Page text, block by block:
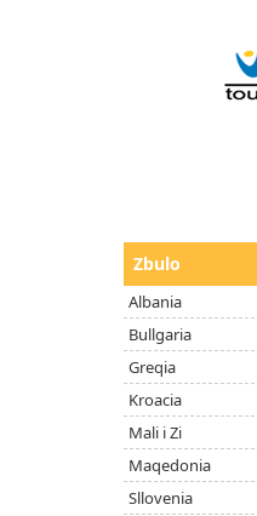
Zbulo
Albania
Bullgaria
Greqia
Kroacia
Mali i Zi
Maqedonia
Sllovenia